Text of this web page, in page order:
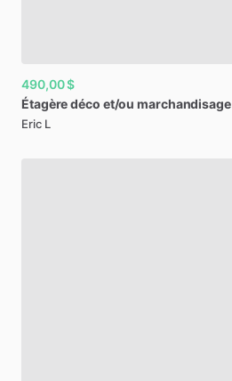
490,00 $
Étagèredéco et​/​ou marchandisage
Eric L